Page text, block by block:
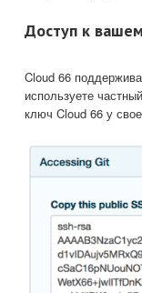
Доступ к
Cloud 66
используете
ключ Cloud 66 у